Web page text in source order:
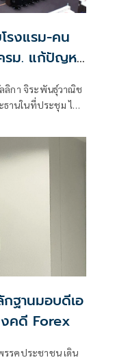
รงแรม-คน
รม. แก้ปัญหา
ลิกา จิระพันธุ์วาณิช
านในที่ประชุม ได้
งพ.ร.บ.ทำนอง
ฐานมอบดีเอ
งคดี Forex
รคประชาชน เดิน